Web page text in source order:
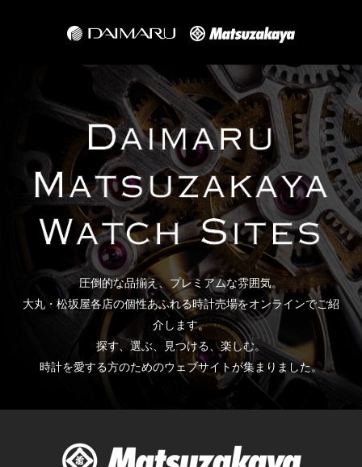
圧倒的な品揃え、プレミアムな雰囲気。
大丸・松坂屋各店の個性あふれる時計売場をオンラインでご紹
介します。
探す、選ぶ、見つける、楽しむ。
時計を愛する方のためのウェブサイトが集まりました。